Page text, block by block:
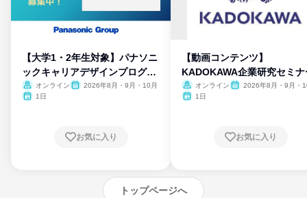
【大学1・2年生対象】パナソニ
ックキャリアデザインプログラ
ム
オンライン
2026年8月・9月・10月
1日
お気に入り
【動画コンテンツ】
KADOKAWA企業研究セミナ
オンライン
2026年8月・9月・
1日
お気に入り
トップページへ